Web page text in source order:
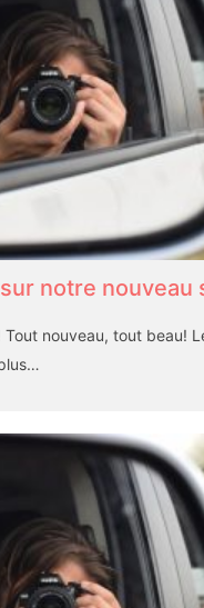
notre nouveau
Tout nouveau, tout beau!